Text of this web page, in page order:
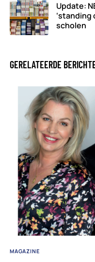
Update:
‘standing
scholen
GERELATEERDE
MAGAZINE